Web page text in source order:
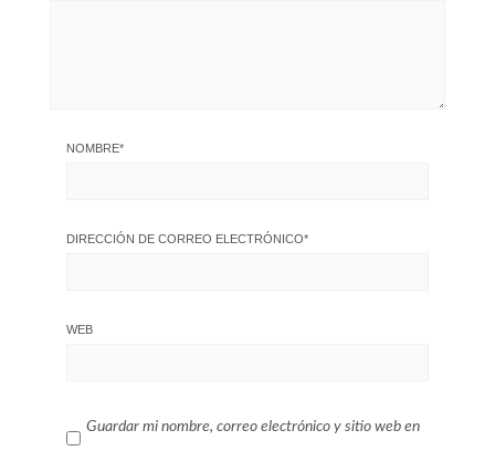
NOMBRE*
DIRECCIÓN DE CORREO ELECTRÓNICO*
WEB
Guardar mi nombre, correo electrónico y sitio web en